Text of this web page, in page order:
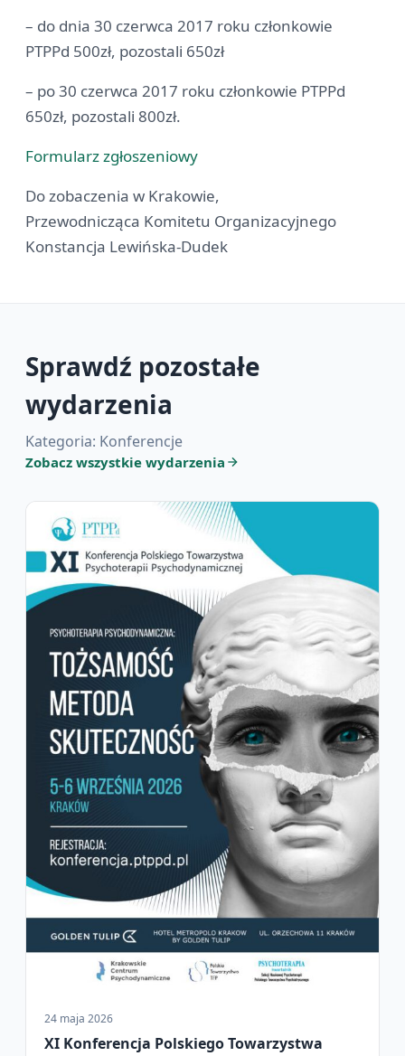
– do dnia 30 czerwca 2017 roku członkowie
PTPPd 500zł, pozostali 650zł
– po 30 czerwca 2017 roku członkowie PTPPd
650zł, pozostali 800zł.
Formularz zgłoszeniowy
Do zobaczenia w Krakowie,
Przewodnicząca Komitetu Organizacyjnego
Konstancja Lewińska-Dudek
Sprawdź pozostałe
wydarzenia
Kategoria: Konferencje
Zobacz wszystkie wydarzenia
24 maja 2026
XI Konferencja Polskiego Towarzystwa